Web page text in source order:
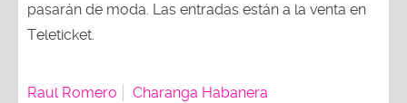
pasarán de moda. Las entradas están a la venta en
Teleticket.
Raul Romero Charanga Habanera